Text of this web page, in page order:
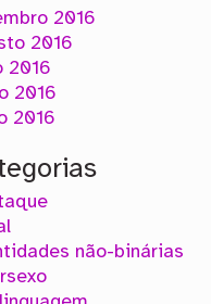
2016
2016
2016
2016
2016
não-binárias